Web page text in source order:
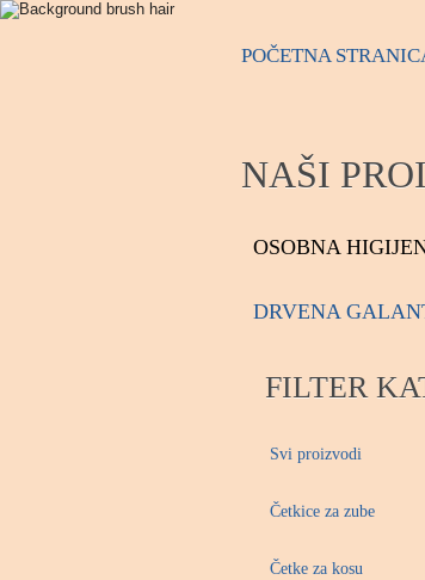
POČETNA
NAŠI
OSOBNA
DRVENA
FILTER
Svi proizvodi
Četkice za zube
Četke za kosu